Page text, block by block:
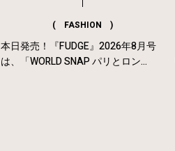
( FASHION )
本日発売！『FUDGE』2026年8月号
は、「WORLD SNAP パリとロン...